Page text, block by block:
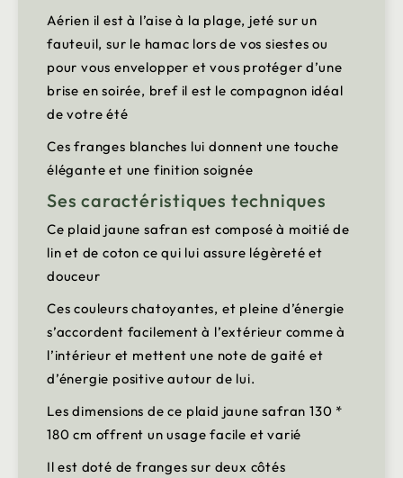
Aérien il est à l’aise à la plage, jeté sur un
fauteuil, sur le hamac lors de vos siestes ou
pour vous envelopper et vous protéger d’une
brise en soirée, bref il est le compagnon idéal
de votre été
Ces franges blanches lui donnent une touche
élégante et une finition soignée
Ses caractéristiques techniques
Ce plaid jaune safran est composé à moitié de
lin et de coton ce qui lui assure légèreté et
douceur
Ces couleurs chatoyantes, et pleine d’énergie
s’accordent facilement à l’extérieur comme à
l’intérieur et mettent une note de gaité et
d’énergie positive autour de lui.
Les dimensions de ce plaid jaune safran 130 *
180 cm offrent un usage facile et varié
Il est doté de franges sur deux côtés